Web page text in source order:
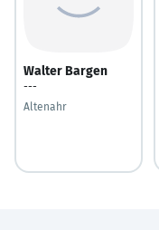
Walter Bargen
---
Altenahr